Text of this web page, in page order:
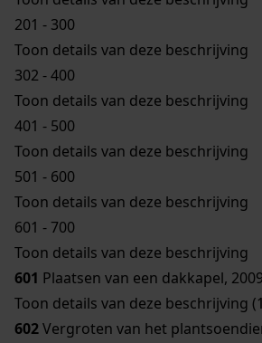
201 - 300
Toon details van deze beschrijving
302 - 400
Toon details van deze beschrijving
401 - 500
Toon details van deze beschrijving
501 - 600
Toon details van deze beschrijving
601 - 700
Toon details van deze beschrijving
601 Plaatsen van een dakkapel,
Toon details van deze beschrijving
602Vergroten van het